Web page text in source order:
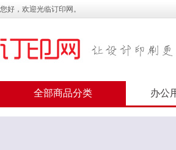
您好，欢迎光临订印网。
全部商品分类 办公